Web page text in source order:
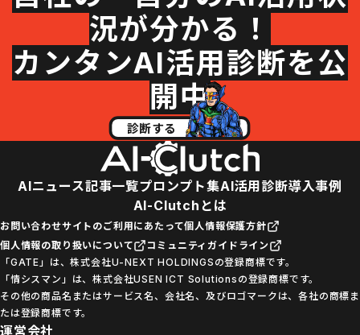
況が分かる！
カンタンAI活用診断を公
開中
診断する
AIニュース記事一覧プロンプト集AI活用診断導入事例
AI-Clutchとは
お問い合わせサイトのご利用にあたって個人情報保護方針
個人情報の取り扱いについて
コミュニティガイドライン
「GATE」は、株式会社U-NEXT HOLDINGSの登録商標です。
「情シスマン」は、株式会社USEN ICT Solutionsの登録商標です。
その他の商品名またはサービス名、会社名、及びロゴマークは、各社の商標ま
たは登録商標です。
運営会社